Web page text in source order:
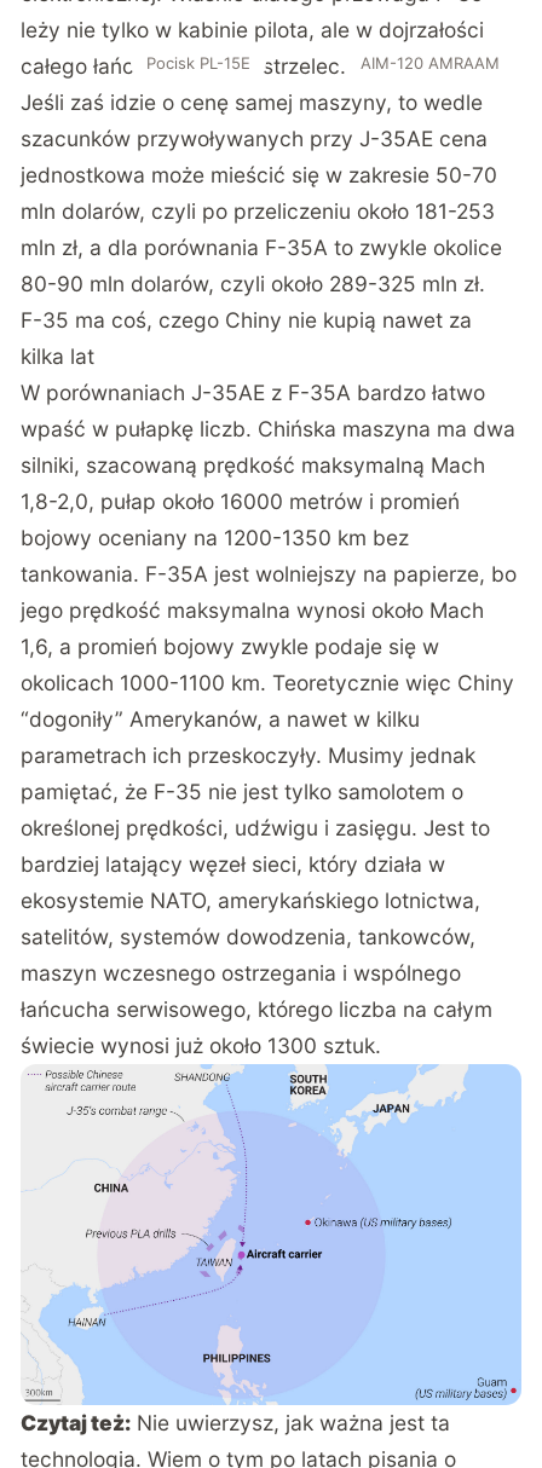
leży nie tylko w kabinie pilota, ale w dojrzałości
całego łańcucha sensor-strzelec.
Pocisk PL-15E
Jeśli zaś idzie o cenę samej maszyny, to wedle
szacunków przywoływanych przy J-35AE cena
jednostkowa może mieścić się w zakresie 50-70
mln dolarów, czyli po przeliczeniu około 181-253
mln zł, a dla porównania F-35A to zwykle okolice
80-90 mln dolarów, czyli około 289-325 mln zł.
F-35 ma coś, czego Chiny nie kupią nawet za
kilka lat
W porównaniach J-35AE z F-35A bardzo łatwo
wpaść w pułapkę liczb. Chińska maszyna ma dwa
silniki, szacowaną prędkość maksymalną Mach
1,8-2,0, pułap około 16000 metrów i promień
bojowy oceniany na 1200-1350 km bez
tankowania. F-35A jest wolniejszy na papierze, bo
jego prędkość maksymalna wynosi około Mach
1,6, a promień bojowy zwykle podaje się w
okolicach 1000-1100 km. Teoretycznie więc Chiny
“dogoniły” Amerykanów, a nawet w kilku
parametrach ich przeskoczyły. Musimy jednak
pamiętać, że F-35 nie jest tylko samolotem o
określonej prędkości, udźwigu i zasięgu. Jest to
bardziej latający węzeł sieci, który działa w
ekosystemie NATO, amerykańskiego lotnictwa,
satelitów, systemów dowodzenia, tankowców,
maszyn wczesnego ostrzegania i wspólnego
łańcucha serwisowego, którego liczba na całym
świecie wynosi już około 1300 sztuk.